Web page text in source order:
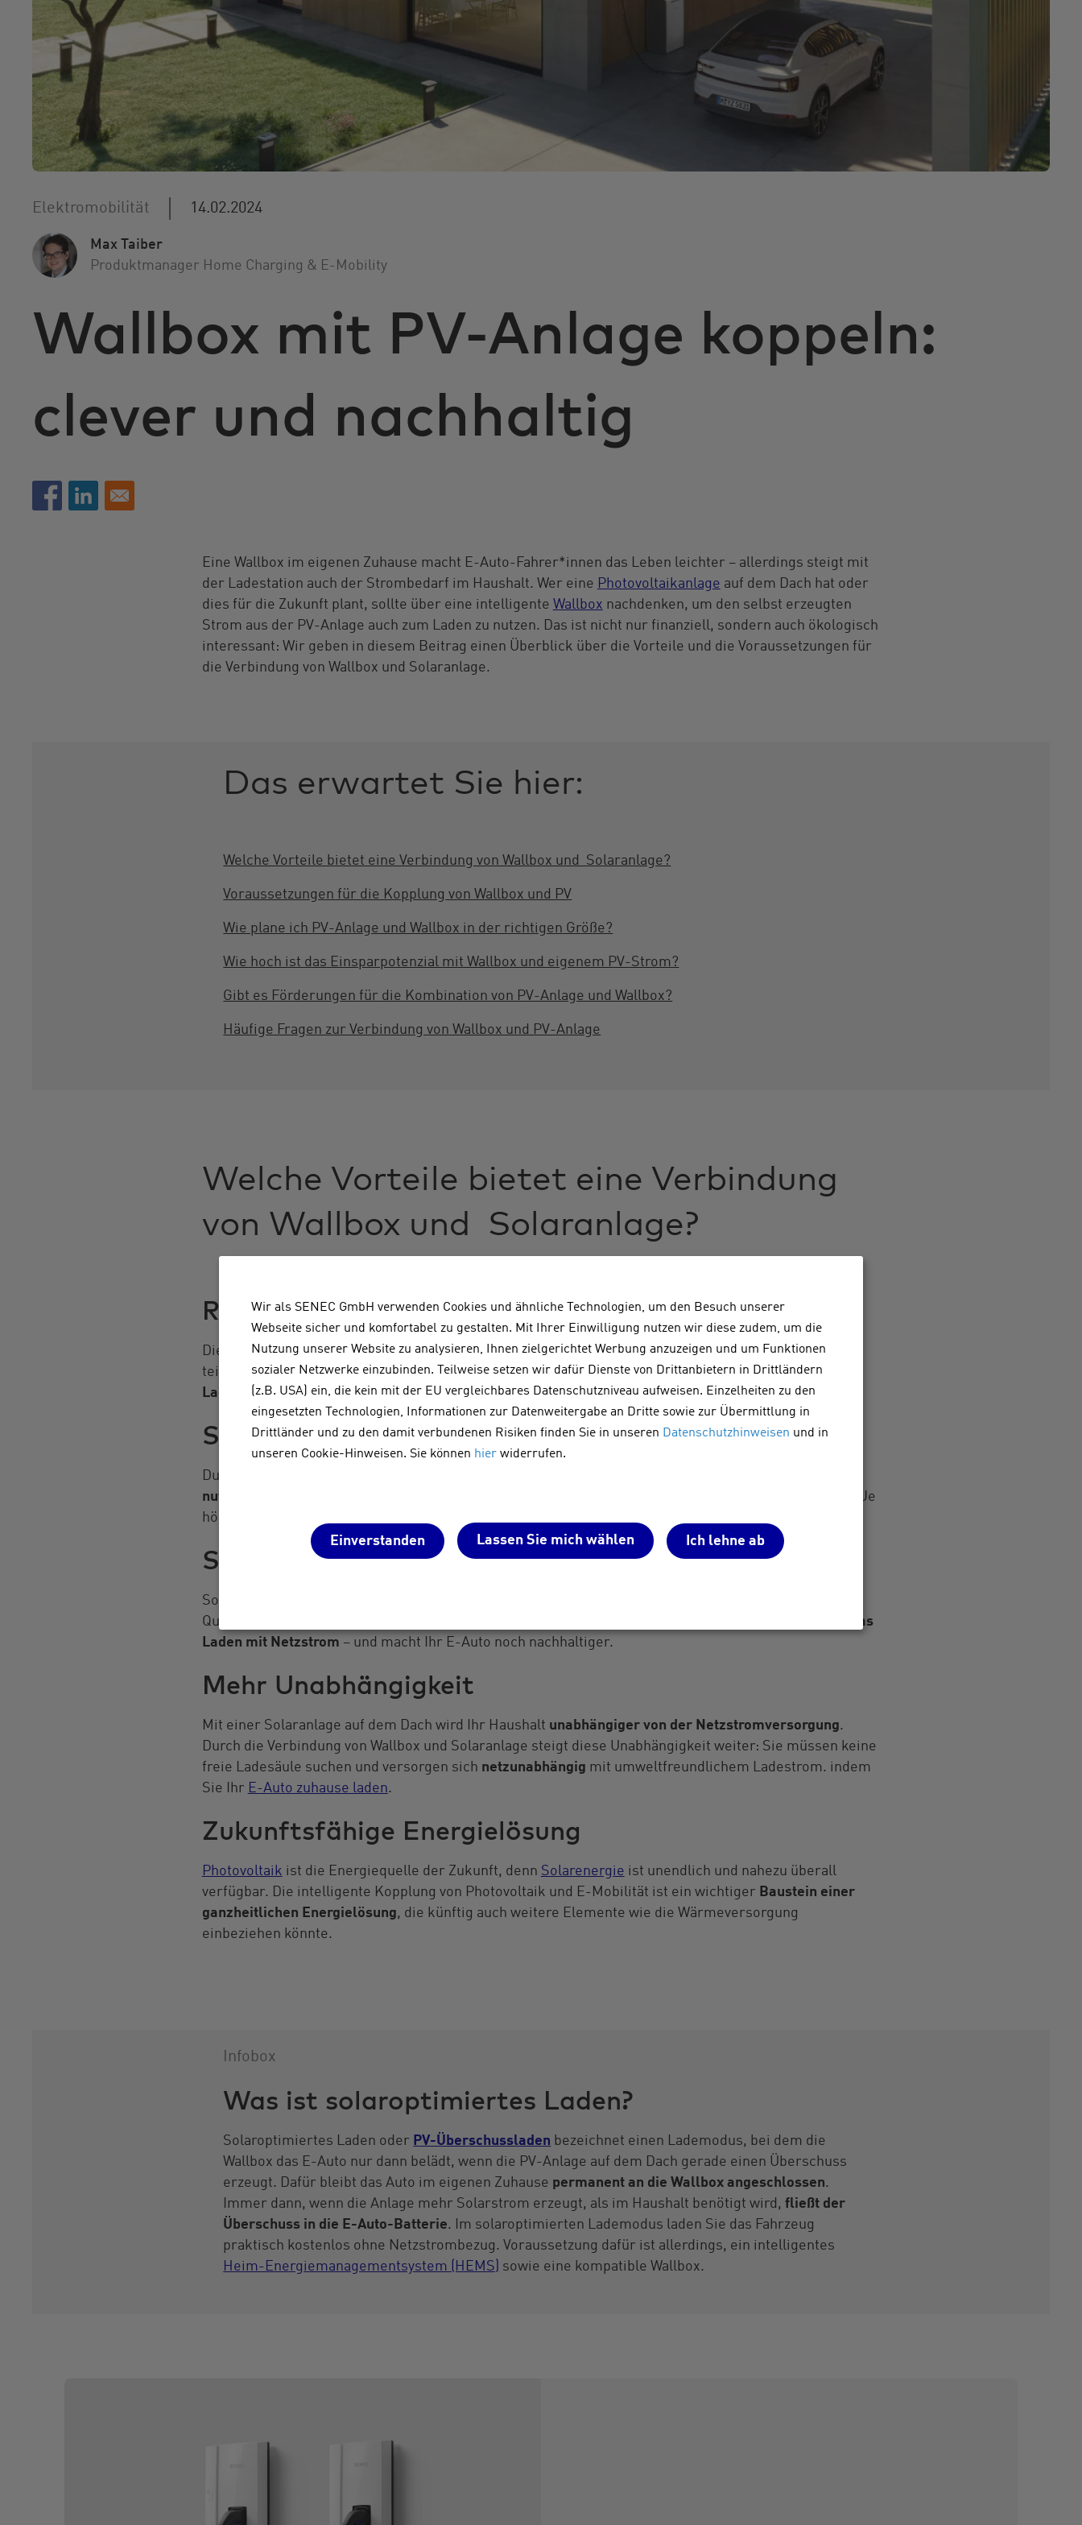
Wir als SENEC GmbH verwenden Cookies und ähnliche Technologien, um den Besuch unserer
Webseite sicher und komfortabel zu gestalten. Mit Ihrer Einwilligung nutzen wir diese zudem, um die
Nutzung unserer Website zu analysieren, Ihnen zielgerichtet Werbung anzuzeigen und um Funktionen
sozialer Netzwerke einzubinden. Teilweise setzen wir dafür Dienste von Drittanbietern in Drittländern
(z.B. USA) ein, die kein mit der EU vergleichbares Datenschutzniveau aufweisen. Einzelheiten zu den
eingesetzten Technologien, Informationen zur Datenweitergabe an Dritte sowie zur Übermittlung in
Drittländer und zu den damit verbundenen Risiken finden Sie in unseren Datenschutzhinweisen und in
unseren Cookie-Hinweisen. Sie können hier widerrufen.
Lassen Sie mich wählen Ich lehne ab
Einverstanden
Elektromobilität 14.02.2024
Max Taiber
Produktmanager Home Charging & E-Mobility
Wallbox mit PV-Anlage koppeln:
clever und nachhaltig
Eine Wallbox im eigenen Zuhause macht E-Auto-Fahrer*innen das Leben leichter – allerdings steigt mit
der Ladestation auch der Strombedarf im Haushalt. Wer eine Photovoltaikanlage auf dem Dach hat oder
dies für die Zukunft plant, sollte über eine intelligente Wallbox nachdenken, um den selbst erzeugten
Strom aus der PV-Anlage auch zum Laden zu nutzen. Das ist nicht nur finanziell, sondern auch ökologisch
interessant: Wir geben in diesem Beitrag einen Überblick über die Vorteile und die Voraussetzungen für
die Verbindung von Wallbox und Solaranlage.
Das erwartet Sie hier:
Welche Vorteile bietet eine Verbindung von Wallbox und Solaranlage?
Voraussetzungen für die Kopplung von Wallbox und PV
Wie plane ich PV-Anlage und Wallbox in der richtigen Größe?
Wie hoch ist das Einsparpotenzial mit Wallbox und eigenem PV-Strom?
Gibt es Förderungen für die Kombination von PV-Anlage und Wallbox?
Häufige Fragen zur Verbindung von Wallbox und PV-Anlage
Welche Vorteile bietet eine Verbindung
von Wallbox und Solaranlage?
Reduzierte Betriebskosten fürs E-Auto
Die Gestehungskosten für Solarstrom liegen weit unter den Kosten für Netzstrom. Wenn Sie Ihr Auto
teilweise oder vollständig mit selbst erzeugtem Strom beladen,sparen Sie daher bei jedem
Ladevorgangbares Geld.
Steigerung des PV-Eigenverbrauchsanteils
Durch die Kopplung der Wallbox an die PV-Anlage können Sie
nutzen
unterstützt. Je
höher Ihr Eigenverbrauchsanteil, desto wirtschaftlicher ist in der Regel Ihre private PV-Anlage.
Senkung der persönlichen CO2-Emission
Solarstrom ist emissionsfrei, während der Strommix aus dem Netz noch etwa zur Hälfte aus fossilen
Quellen stammt. Das Laden mit Solarstrom hat daher unter dem Strich eine
bessere CO2-Bilanz als das
Laden mit Netzstrom – und macht Ihr E-Auto noch nachhaltiger.
Mehr Unabhängigkeit
Mit einer Solaranlage auf dem Dach wird Ihr Haushalt unabhängiger von der Netzstromversorgung.
Durch die Verbindung von Wallbox und Solaranlage steigt diese Unabhängigkeit weiter: Sie müssen keine
freie Ladesäule suchen und versorgen sich netzunabhängig mit umweltfreundlichem Ladestrom. indem
Sie Ihr E-Auto zuhause laden.
Zukunftsfähige Energielösung
Photovoltaik ist die Energiequelle der Zukunft, denn Solarenergie ist unendlich und nahezu überall
verfügbar. Die intelligente Kopplung von Photovoltaik und E-Mobilität ist ein wichtiger Baustein einer
ganzheitlichen Energielösung, die künftig auch weitere Elemente wie die Wärmeversorgung
einbeziehen könnte.
Infobox
Was ist solaroptimiertes Laden?
Solaroptimiertes Laden oder PV-Überschussladen bezeichnet einen Lademodus, bei dem die
Wallbox das E-Auto nur dann belädt, wenn die PV-Anlage auf dem Dach gerade einen Überschuss
erzeugt. Dafür bleibt das Auto im eigenen Zuhause permanent an die Wallbox angeschlossen.
Immer dann, wenn die Anlage mehr Solarstrom erzeugt, als im Haushalt benötigt wird,fließt der
Überschuss in die E-Auto-Batterie. Im solaroptimierten Lademodus laden Sie das Fahrzeug
praktisch kostenlos ohne Netzstrombezug. Voraussetzung dafür ist allerdings, ein intelligentes
Heim-Energiemanagementsystem (HEMS)
sowie eine kompatible Wallbox.